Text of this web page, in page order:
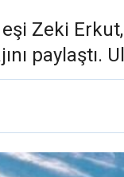
eşi Zeki
paylaştı.